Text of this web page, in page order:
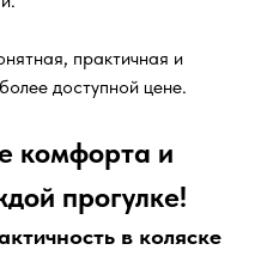
практичная и
доступной цене.
комфорта и
прогулке!
в коляске